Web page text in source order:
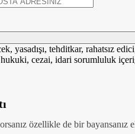
yasadışı, tehditkar, rahatsız
cezai, idari sorumluluk
özellikle de bir